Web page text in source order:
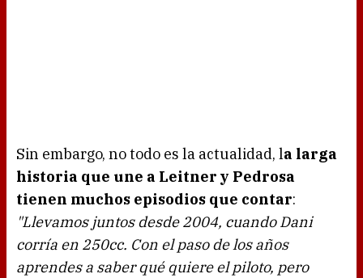
Sin embargo, no todo es la actualidad, la larga
historia que une a Leitner y Pedrosa
tienen muchos episodios que contar:
"Llevamos juntos desde 2004, cuando Dani
corría en 250cc. Con el paso de los años
aprendes a saber qué quiere el piloto, pero